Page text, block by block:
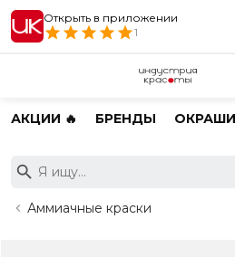
Открыть в приложении
1
АКЦИИ 🔥 БРЕНДЫ
Аммиачные краски